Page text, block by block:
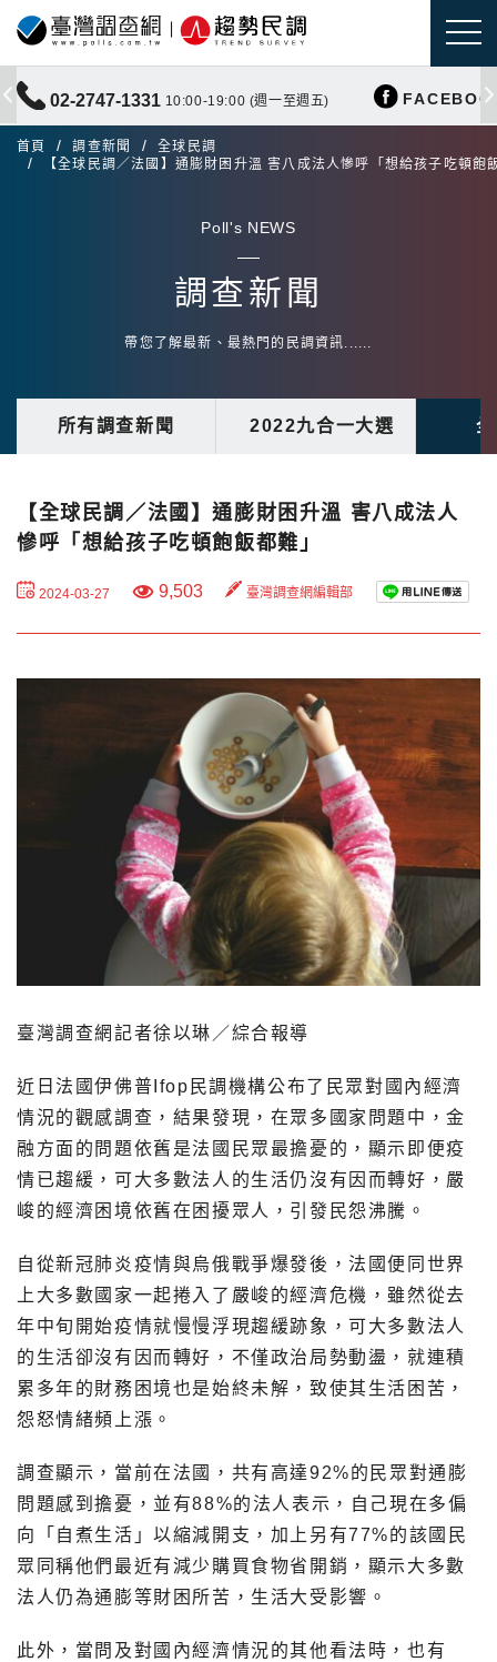
02-2747-1331 10:00-19:00 (週一至週五)
首頁 調查新聞
全球民調
【全球民調／法國】通膨財困升溫 害八成法人慘呼「想給孩子吃頓飽
Poll's NEWS
調查新聞
帶您了解最新、最熱門的民調資訊......
所有調查新聞 2022九合一大選
【全球民調／法國】通膨財困升溫 害八成法人
慘呼「想給孩子吃頓飽飯都難」
2024-03-27 9,503 臺灣調查網編輯部
臺灣調查網記者徐以琳／綜合報導
近日法國伊佛普Ifop民調機構公布了民眾對國內經濟
情況的觀感調查，結果發現，在眾多國家問題中，金
融方面的問題依舊是法國民眾最擔憂的，顯示即便疫
情已趨緩，可大多數法人的生活仍沒有因而轉好，嚴
峻的經濟困境依舊在困擾眾人，引發民怨沸騰。
自從新冠肺炎疫情與烏俄戰爭爆發後，法國便同世界
上大多數國家一起捲入了嚴峻的經濟危機，雖然從去
年中旬開始疫情就慢慢浮現趨緩跡象，可大多數法人
的生活卻沒有因而轉好，不僅政治局勢動盪，就連積
累多年的財務困境也是始終未解，致使其生活困苦，
怨怒情緒頻上漲。
調查顯示，當前在法國，共有高達92%的民眾對通膨
問題感到擔憂，並有88%的法人表示，自己現在多偏
向「自煮生活」以縮減開支，加上另有77%的該國民
眾同稱他們最近有減少購買食物省開銷，顯示大多數
法人仍為通膨等財困所苦，生活大受影響。
此外，當問及對國內經濟情況的其他看法時，也有